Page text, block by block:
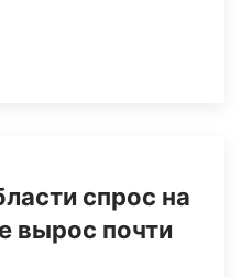
спрос на
вырос почти